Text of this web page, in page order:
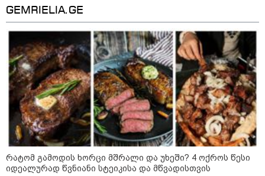
პაატა ზაქარეიშვილის მწვავე
პასუხი გიორგი ბარამიძის
სკანდალურ განცხადებაზე -
"ყველაფერი დეტალურად ვიცი...
კამანში მოკლული ქართველები მე
გადმოვასვენე... ბარამიძე კი
ტყუის"
აგვისტოს ომში, გორში
საბრძოლო ნათლობა მიღებული
რუსული „ისკანდერი“ დღეს კიევის
მთავარ კოშმარად იქცა
GEMRIELIA.GE
რატომ გამოდის ხორცი მშრალი და უხეში? 4 ოქროს წესი
იდეალურად წვნიანი სტეიკისა და მწვადისთვის